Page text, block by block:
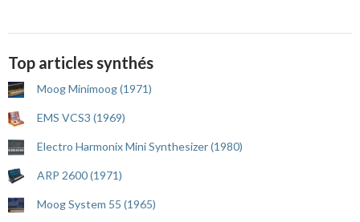
Top articles synthés
Moog Minimoog (1971)
EMS VCS3 (1969)
Electro Harmonix Mini Synthesizer (1980)
ARP 2600 (1971)
Moog System 55 (1965)